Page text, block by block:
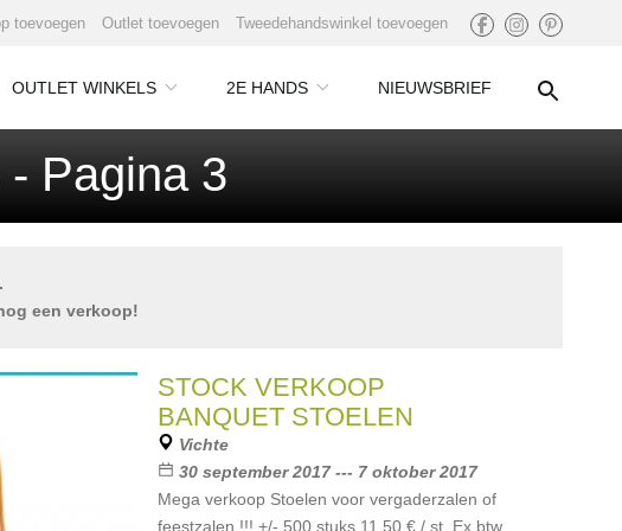
toevoegen Outlet toevoegen Tweedehandswinkel toevoegen
OUTLET WINKELS 2E HANDS NIEUWSBRIEF
Pagina 3
een verkoop!
STOCK VERKOOP
BANQUET STOELEN
Vichte
30 september 2017 --- 7 oktober 2017
Mega verkoop Stoelen voor vergaderzalen of
feestzalen !!! +/- 500 stuks 11,50 € / st. Ex btw